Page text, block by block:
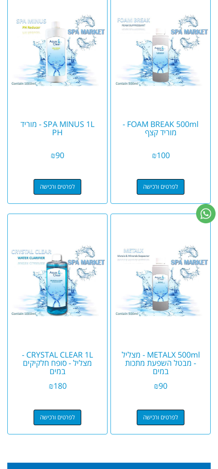
FOAM BREAK 500ml -
מוריד קצף
₪100
לפרטים ורכישה
SPA MINUS 1L - מוריד
PH
₪90
לפרטים ורכישה
METALX 500ml - מצליל
- מבטל השפעת מתכות
במים
₪90
לפרטים ורכישה
CRYSTAL CLEAR 1L -
מצליל - סופח חלקיקים
במים
₪180
לפרטים ורכישה